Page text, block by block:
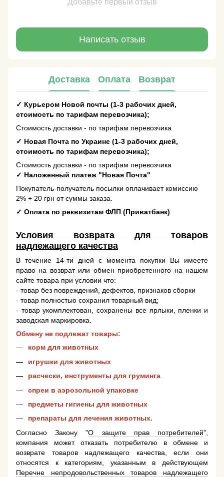
Добавьте первый отзыв
Написать отзыв
Доставка Оплата Возврат
✓ Курьером Новой почты (1-3 рабочих дней,
стоимость по тарифам перевозчика);
Стоимость доставки - по тарифам перевозчика
✓ Новая Почта по Украине (1-3 рабочих дней,
стоимость по тарифам перевозчика);
Стоимость доставки - по тарифам перевозчика
✓ Наложенный платеж "Новая Почта"
Покупатель-получатель посылки оплачивает комиссию
2% + 20 грн от суммы заказа.
✓ Оплата по реквизитам ФЛП (Приватбанк)
Условия возврата для товаров
надлежащего качества
В течение 14-ти дней с момента покупки Вы имеете
право на возврат или обмен приобретенного на нашем
сайте товара при условии что:
- товар без повреждений, дефектов, признаков сборки
- товар полностью сохранил товарный вид;
- товар укомплектован, сохранены все ярлыки, пленки и
заводская маркировка.
Обмену не подлежат товары:
корм для животных
игрушки для животных
расчески, инструменты для груминга
спреи в аэрозольной упаковке
предметы гигиены для животных
препараты для лечения животных.
Согласно Закону "О защите прав потребителей",
компания может отказать потребителю в обмене и
возврате товаров надлежащего качества, если они
относятся к категориям, указанным в действующем
Перечне непродовольственных товаров надлежащего